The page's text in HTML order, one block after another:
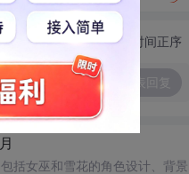
切换为时间正序
括女巫和雪花的角色设计、背景